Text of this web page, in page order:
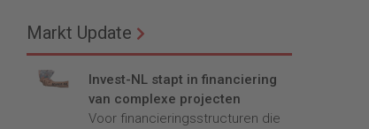
Markt Update
Invest-NL stapt in financiering
van complexe projecten
Voor financieringsstructuren die